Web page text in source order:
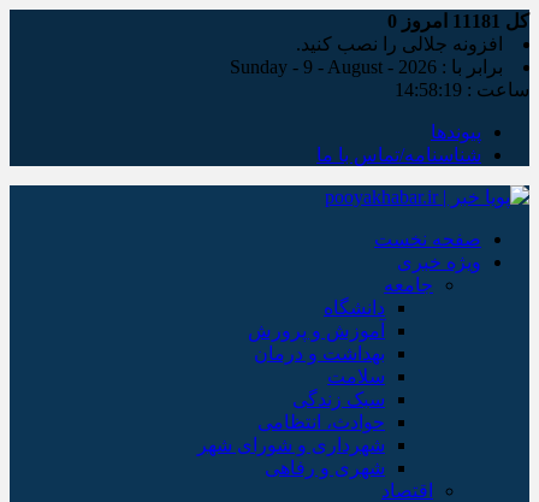
کل امروز 0
افزونه جلالی را نصب کنید.
برابر با : Sunday - 9 - August - 2026
ساعت : 14:58:20
پیوندها
شناسنامه/تماس با ما
صفحه نخست
ویژه خبری
جامعه
دانشگاه
آموزش و پرورش
بهداشت و درمان
سلامت
سبک زندگی
حوادث، انتظامی
شهرداری و شورای شهر
شهری و رفاهی
اقتصاد